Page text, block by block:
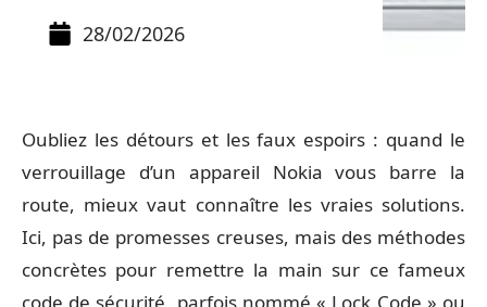
28/02/2026
Oubliez les détours et les faux espoirs : quand le
verrouillage d’un appareil Nokia vous barre la
route, mieux vaut connaître les vraies solutions.
Ici, pas de promesses creuses, mais des méthodes
concrètes pour remettre la main sur ce fameux